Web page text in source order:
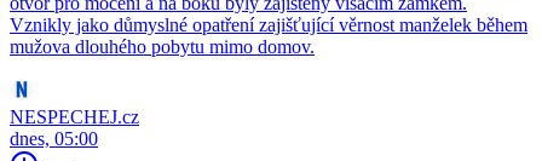
Vznikly jako důmyslné opatření zajišťující věrnost manželek během
mužova dlouhého pobytu mimo domov.
NESPECHEJ.cz
dnes, 05:00